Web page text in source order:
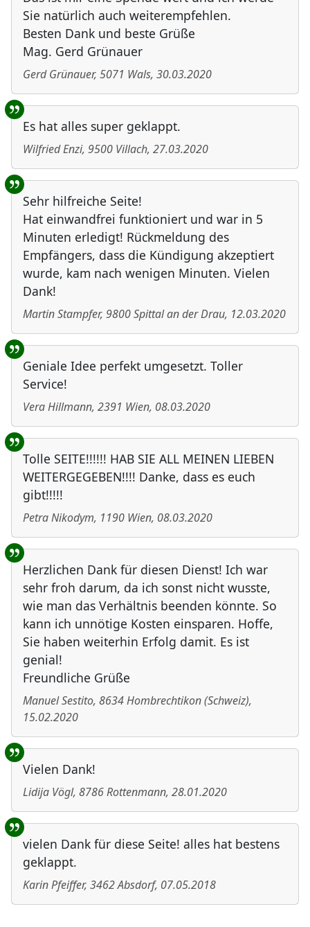
Sie natürlich auch weiterempfehlen.
Besten Dank und beste Grüße
Mag. Gerd Grünauer
Gerd Grünauer, 5071 Wals, 30.03.2020
Es hat alles super geklappt.
Wilfried Enzi, 9500 Villach, 27.03.2020
Sehr hilfreiche Seite!
Hat einwandfrei funktioniert und war in 5
Minuten erledigt! Rückmeldung des
Empfängers, dass die Kündigung akzeptiert
wurde, kam nach wenigen Minuten. Vielen
Dank!
Martin Stampfer, 9800Spittal an der Drau, 12.03.2020
Geniale Idee perfekt umgesetzt. Toller
Service!
Vera Hillmann, 2391 Wien, 08.03.2020
Tolle SEITE!!!!!! HAB SIE ALL MEINEN LIEBEN
WEITERGEGEBEN!!!! Danke, dass es euch
gibt!!!!!
Petra Nikodym, 1190 Wien, 08.03.2020
Herzlichen Dank für diesen Dienst! Ich war
sehr froh darum, da ich sonst nicht wusste,
wie man das Verhältnis beenden könnte. So
kann ich unnötige Kosten einsparen. Hoffe,
Sie haben weiterhin Erfolg damit. Es ist
genial!
Freundliche Grüße
Manuel Sestito, 8634Hombrechtikon(Schweiz),
15.02.2020
Vielen Dank!
Lidija Vögl, 8786Rottenmann, 28.01.2020
vielen Dank für diese Seite! alles hat bestens
geklappt.
Karin Pfeiffer, 3462Absdorf, 07.05.2018